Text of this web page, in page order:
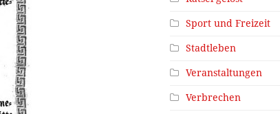
Sport und Freizeit
Stadtleben
Veranstaltungen
Verbrechen